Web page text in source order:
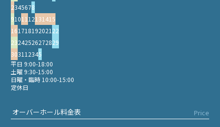
2345678
91011 12131415
161718192021 22
23242526272829
3031 1 2345
平日 9:00-18:00
土曜 9:30-15:00
日曜・臨時 10:00-15:00
定休日
オーバーホール料金表 Price